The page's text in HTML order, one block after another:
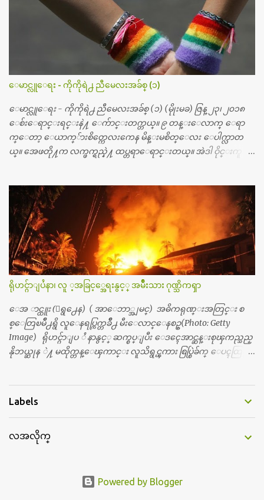
ယ္။ ေဆးစစ္၊ေဆးဝယ္၊ ခြဲစိတ္ကု၊ အရိုးအစားထိုးပစၥည္း စတဲ့စရိ
တ္ေတြနဲ႔ေဆးရံုမွာ ၂ ပတ္ေနထိုင္စရိတ္ သိန္း ၇၀ ေလာက္ ကုန္သြား
ပါတယ္။ သူငယ္ခ်င္းျဖစ္သူကို လာေတြ႔ရင္း ဟိုတယ္လို သန္႔ရွင္းသ
ပ္ရပ္တဲ့ ဝိတိုရိယေဆးရံုမွာ စီတီစကင္ နဲ႔ အမ္အာအိုင္1 စက္ခန္းကိုေ
တြ႔လို႔ေမးၾကည့္ေတာ့ တခါစမ္းရင္ က်ပ္တသိန္းေက်ာ္ က်သင့္
တယ္သိရပါတယ္။ တခါတေလ ကိုယ္လက္ေျခ၊ ဦးေႏွာက္ေတြ အေသး
စိတ္ၾကည့္လိုရင္ ဒီစက္ၾကီးေတြနဲ႔ စမ္းသပ္ရပါတယ္။ ခႏၱာကိုယ္အစိတ္ပို
င္း ကလီစာေတြကိုၾကည့္ရႈတဲ့ အာလထရာေဆာင္း2 စက္ေတြ
ကေတာ့ ေစ်းသိပ္မႀကီးလို႔ ျမန္မာျပည္ေဆးရံုတိုင္းရွိပါတယ္။
တစ္ခါစမ္းရင္ က်ပ္တစ္ေသာင္းေလာက္ က်သင့္ပါတယ္။ စာေရးသူ လြ
န္ခဲ့တဲ့ (၂)...
ေမာင္လူေရး - ကိုကိုရဲ႕ ညီမေလးအခ်စ္ (၁)
ေမာင္လူေရး - ကိုကိုရဲ႕ ညီမေလးအခ်စ္ (၁) (မိုုးမခ) ဇြန္ ၂၃၊ ၂၀၁၈
ေစ်းေရာင္းရင္းနဲ႔ ေက်ာင္းတက္တယ္။ ၉ တန္းေလာက္ ေရာ
က္ေတာ့ ေယာက္်ားစိတ္ကေလးကေန မိန္းမစိတ္ေလး ေပါက္လာတ
ယ္။ အေဖတို႔က လက္ဖက္ရည္နဲ႔ ထပ္တရာေရာင္းတယ္။ အဲဒါ ဝိုင္းကူ
တယ္။ ပန္းပန္တယ္။ မိန္းကေလး အဝတ္အစားေတြကိုလည္း ခုိးဝတ္တ
ယ္။ မိန္းမစိတ္ရွိေတာ့ ရွိေပမယ့္ ကိုယ့္ကိုယ္ကို မိန္းမစိတ္ေပါက္မွန္း
သိတာက ၉ တန္း၊ ၁၀ တန္းေလာက္ကမွ။ ညီအစ္ကို ေမာင္နွမ အားလံုး ၆
ေယာက္ရွိတယ္။ အစ္ကို ၃ ေယာက္၊ အစ္မ ႏွစ္ေယာက္။ အစ္ကိုေတြက
လည္း သူ႔ အေပါင္းအသင္းနဲ႔ သူဆိုေတာ့ အမေတြနဲ႔ဘဲ ေပါ
င္းတယ္။ ျပီးေတာ့ အေဖကလည္း ေယာက္်ားဆုိ ေယာ
က္်ားေလးလုိဘဲ ေနေစခ်င္တယ္။ အေဖ့ကို ေၾကာက္လည္း ေၾကာ
က္ရတယ္။ ေယာက္်ားဘဝဆုိတာ ျမင့္ျမတ္တယ္ေပါ့။ ေယာ
က္်ားေလး စိတ္လည္း ရွိေအာင္ ဘာသာေရးလည္း လုိက္စားေအာင္
တန္ခူးလဆုိ တစ္လလံုး ကိုရင္ ဝတ္ခုိင္းတယ္။ ေက်ာင္းမွာဆုိရင္ ေ
ယာက္်ားေလးေတြက ကိုယ့္ကို ဘာပဲျဖစ္ျဖစ္ မၾကားတၾကား စ
ရင္စတယ္။ အေျခာက္ ဘာညာေပါ့၊ အာ့့လုိေလးေတြ စတာေပါ့။
ရိုဟင္ဂ်ာျပႆနာ၊ လူ ့အခြင့္အေရးနွင့္ အမ်ိဳးသား ဂုဏ္သိကၡာ
ေအ ာင္ထူး (ေရွ႕ေန) ( အာေဘာ္အျမင္) အဓိကရုဏ္းအတြင္း စ
စ္ေတြၿမိဳ႕ရွိ လူေနရပ္ကြက္တခ်ိဳ႕ မီးေလာင္ေနစဥ္(Photo: Getty
Image) ရိုဟင္ဂ်ာျပ ႆ နာနွင့္ ဆက္စပ္ျပီး ေဒၚေအာင္ဆန္းစုၾကည္သည္
နိုဘယ္ဆုန ဲ႔ မထိုက္တန္ေၾကာင္း လူသိရွင္ၾကား စြပ္စြဲခ်က္ ေပၚထြက္လာ
စ္ေနပံုမ်ား၊ ဘဂၤလားေဒ႕ရွ္ နိုင္ငံဘက္သုိ႕ ေလွျဖင့္ကူးေျပးရန္
ထုပ္ တေယာက္ တထုပ္ ေ ပး၍ ေရထဲ သို႔ ျပန္ ေ မာင္းထုတ္လိုက္သျ
ဂ်ာဇီးရား နိုင္ငံတကာ ရုပ္သံလႊင့္ဌာနက ရိုဟင္ဂ်ာျပသနာကို ေလ့လာလု
Labels
လအလိုက္
Powered by Blogger